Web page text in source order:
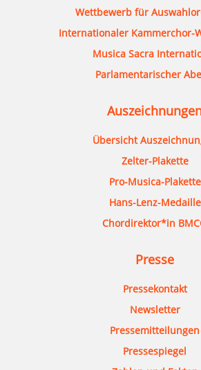
Wettbewerb für
Internationaler Kammerchor-
Musica Sacra
Parlamentarischer
Übersicht
Zelter-Plakette
Pro-Musica-Plakette
Hans-Lenz-Medaille
Chordirektor*in
Presse
Pressekontakt
Newsletter
Pressemitteilungen
Pressespiegel